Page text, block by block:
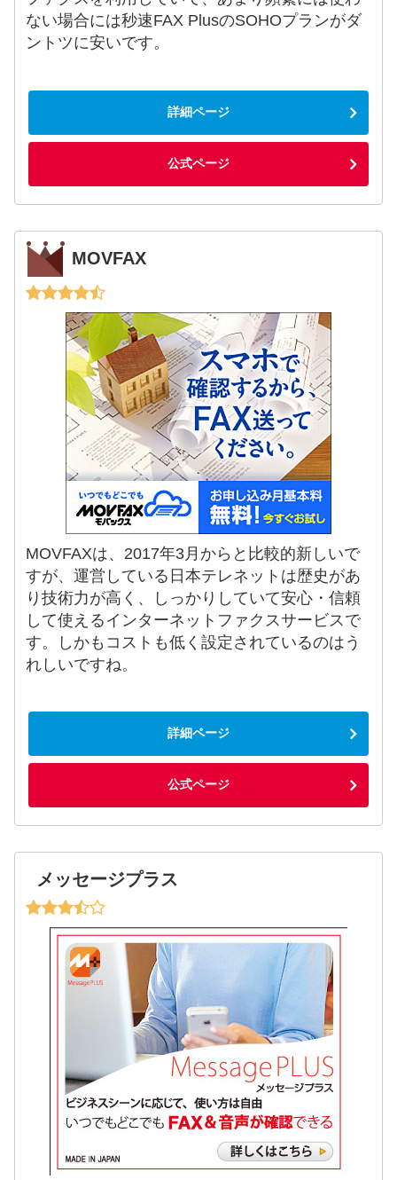
ない場合には秒速FAX PlusのSOHOプランがダ
ントツに安いです。
詳細ページ
公式ページ
MOVFAX
MOVFAXは、2017年3月からと比較的新しいで
すが、運営している日本テレネットは歴史があ
り技術力が高く、しっかりしていて安心・信頼
して使えるインターネットファクスサービスで
す。しかもコストも低く設定されているのはう
れしいですね。
詳細ページ
公式ページ
メッセージプラス